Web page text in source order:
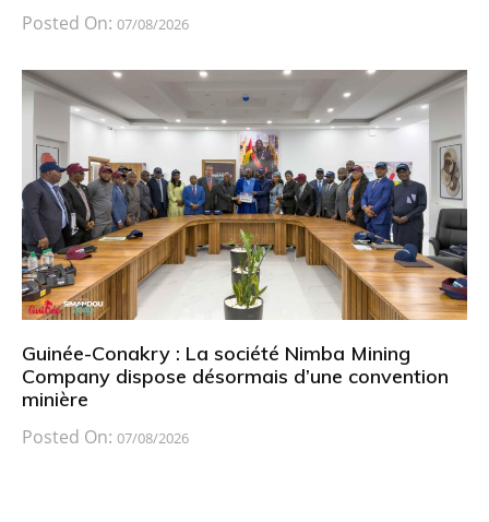
Posted On: 07/08/2026
Guinée-Conakry : La société Nimba Mining
Company dispose désormais d’une convention
minière
Posted On: 07/08/2026